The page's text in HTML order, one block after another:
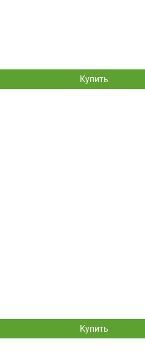
Купить
Купить